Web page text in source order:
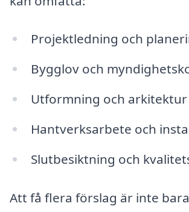
Projektledning och
Bygglov och
Utformning och arkitektur
Hantverksarbete och
Slutbesiktning och
Att få flera förslag är inte